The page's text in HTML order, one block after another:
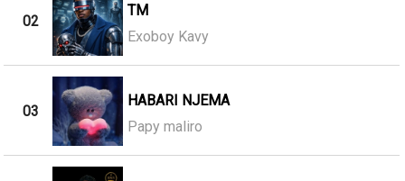
02
TM
Exoboy Kavy
03
HABARI NJEMA
Papy maliro